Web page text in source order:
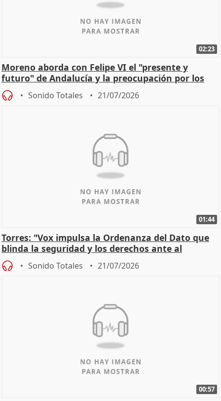
02:23
Moreno aborda con Felipe VI el "presente y
futuro" de Andalucía y la preocupación por los
incendios
Sonido Totales 21/07/2026
01:44
Torres: "Vox impulsa la Ordenanza del Dato que
blinda la seguridad y los derechos ante al
control"
Sonido Totales 21/07/2026
00:57